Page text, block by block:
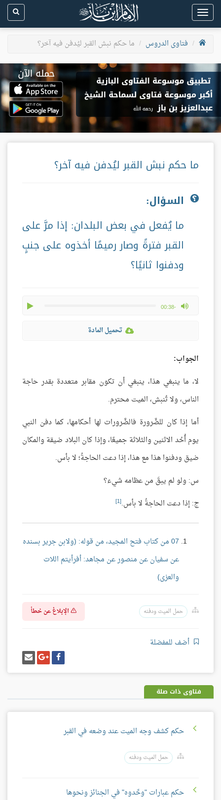
Toggle
navigation
فتاوى الدروس
ما حكم نبش القبر ليُدفن فيه آخر؟
ما حكم نبش القبر ليُدفن فيه آخر؟
السؤال:
ما يُفعل في بعض البلدان: إذا مرَّ على
القبر فترةً وصار رميمًا أخذوه على جنبٍ
ودفنوا ثانيًا؟
-00:38
max volume
تحميل المادة
الجواب:
لا، ما ينبغي هذا، ينبغي أن تكون مقابر متعددة بقدر حاجة
الناس، ولا تُنبش، الميت محترم.
أما إذا كان للضَّرورة فالضَّرورات لها أحكامها، كما دفن النبي
يوم أُحُد الاثنين والثلاثة جميعًا، وإذا كان البلاد ضيقة والمكان
ضيق ودفنوا هذا مع هذا، إذا دعت الحاجةُ؛ لا بأس.
س: ولو لم يبقَ من عظامه شيء؟
ج: إذا دعت الحاجةُ لا بأس.[1]
07 من كتاب فتح المجيد، من قوله: (ولابن جرير بسنده
عن سفيان عن منصور عن مجاهد: أفرأيتم اللات
والعزى)
حمل الميت ودفنه الإبلاغ عن خطأ
أضف للمفضلة
شارك
على
فيسبوك
شارك
على
غوغل
بلس
إرسل
إيميل
فتاوى ذات صلة
حكم كشف وجه الميت عند وضعه في القبر
حمل الميت ودفنه
حكم عبارات "وحِّدوه" في الجنائز ونحوها